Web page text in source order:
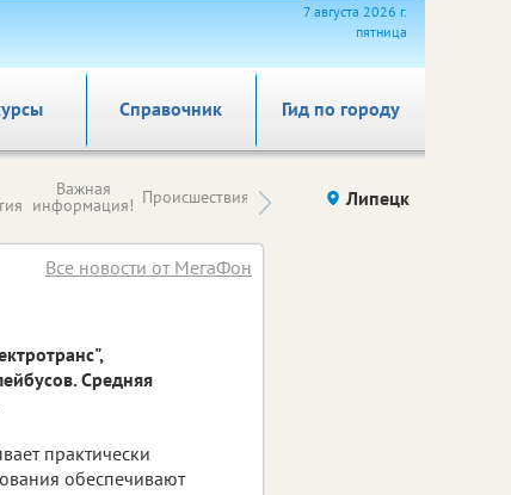
7 августа 2026 г.
пятница
Справочник Гид по городу
Важная
информация! Происшествия Здоровье компаний (на
правах
Липецк
Все новости от МегаФон
Средняя
практически
обеспечивают